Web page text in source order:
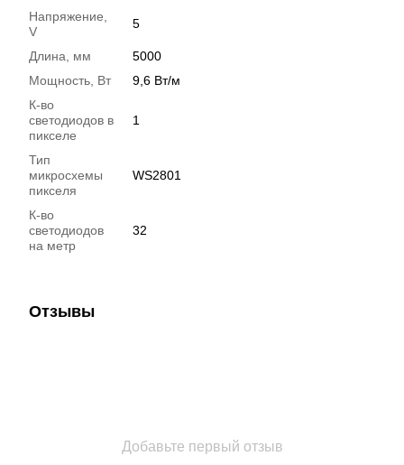
Напряжение,
V
5
Длина, мм
5000
Мощность, Вт
9,6 Вт/м
К-во
светодиодов в
пикселе
1
Тип
микросхемы
пикселя
WS2801
К-во
светодиодов
на метр
32
Отзывы
Добавьте первый отзыв